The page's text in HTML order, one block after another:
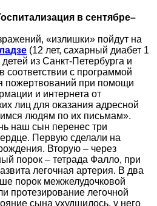
в сентябре–
«излишки» пойдут на
(12 лет, сахарный диабет 1
из Санкт-Петербурга и
соответствии с программой
пожертвований при помощи
и интернета от
лиц для оказания адресной
людям по их письмам».
наш сын перенес три
Первую сделали на
Вторую – через
порок – тетрада Фалло, при
легочная артерия. В два
порок межжелудочковой
протезирование легочной
сына ухудшилось, у него